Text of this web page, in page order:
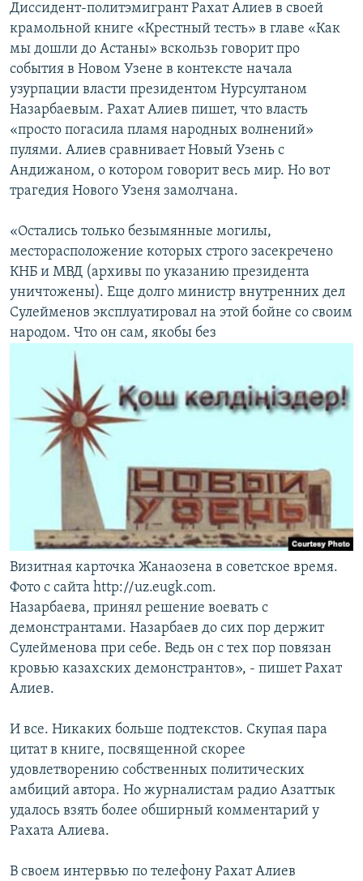
Диссидент-политэмигрант Рахат Алиев в своей
крамольной книге «Крестный тесть» в главе «Как
мы дошли до Астаны» вскользь говорит про
события в Новом Узене в контексте начала
узурпации власти президентом Нурсултаном
Назарбаевым. Рахат Алиев пишет, что власть
«просто погасила пламя народных волнений»
пулями. Алиев сравнивает Новый Узень с
Андижаном, о котором говорит весь мир. Но вот
трагедия Нового Узеня замолчана.
«Остались только безымянные могилы,
месторасположение которых строго засекречено
КНБ и МВД (архивы по указанию президента
уничтожены). Еще долго министр внутренних дел
Сулейменов эксплуатировал на этой бойне со своим
народом. Что он сам, якобы без
Визитная карточка Жанаозена в советское время.
Фото с сайта http://uz.eugk.com.
Назарбаева, принял решение воевать с
демонстрантами. Назарбаев до сих пор держит
Сулейменова при себе. Ведь он с тех пор повязан
кровью казахских демонстрантов», - пишет Рахат
Алиев.
И все. Никаких больше подтекстов. Скупая пара
цитат в книге, посвященной скорее
удовлетворению собственных политических
амбиций автора. Но журналистам радио Азаттык
удалось взять более обширный комментарий у
Рахата Алиева.
В своем интервью по телефону Рахат Алиев